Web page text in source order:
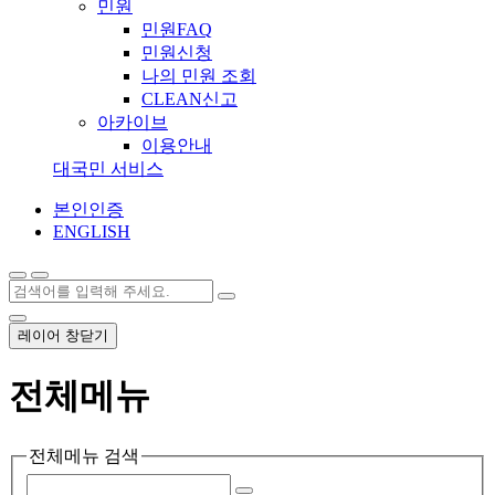
민원
민원FAQ
민원신청
나의 민원 조회
CLEAN신고
아카이브
이용안내
대국민 서비스
본인인증
ENGLISH
레이어 창닫기
전체메뉴
전체메뉴 검색